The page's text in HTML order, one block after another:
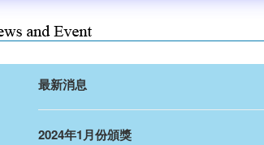
最新消息
2024年1月份頒獎